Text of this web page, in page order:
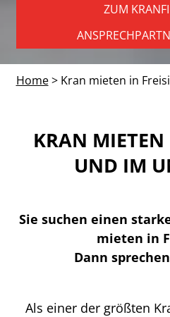
ZUM
Home> Kran mieten in
KRAN
UND IM
Sie suchen einen
mieten in
Dann
Als einer der größten